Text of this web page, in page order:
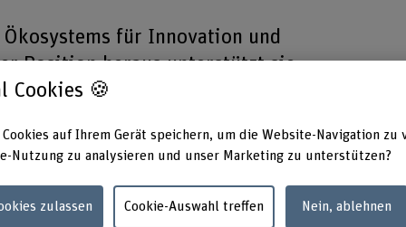
für Innovation und
Position heraus unterstützt sie
Unternehmen.
mit
Cookies 🍪
Cookies auf Ihrem Gerät speichern, um die Website-Navigation zu
Nutzung zu analysieren und unser Marketing zu unterstützen?
zulassen Cookie-Auswahl treffen Nein, ablehnen